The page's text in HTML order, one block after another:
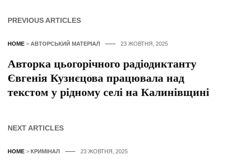
PREVIOUS ARTICLES
HOME > АВТОРСЬКИЙ МАТЕРІАЛ 23 ЖОВТНЯ, 2025
Авторка цьогорічного радіодиктанту
Євгенія Кузнєцова працювала над
текстом у рідному селі на Калинівщині
NEXT ARTICLES
HOME > КРИМІНАЛ 23 ЖОВТНЯ, 2025